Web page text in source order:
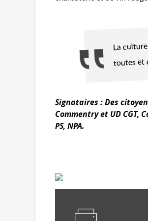
La
toutes et
Signataires : Des
Commentry et UD CGT,
PS, NPA.